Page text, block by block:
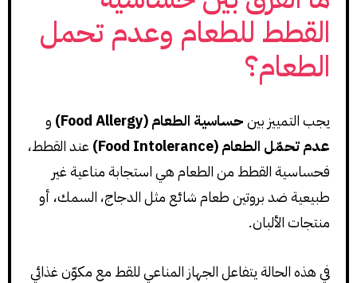
القطط للطعام وعدم تحمل
الطعام؟
يجب التمييز بينحساسية الطعام (Food Allergy)
و
عدم تحمّل الطعام (Food Intolerance)
عند القطط،
فحساسية القطط من الطعام هي استجابة مناعية غير
طبيعية ضد بروتين طعام شائع مثل الدجاج، السمك، أو
منتجات الألبان.
في هذه الحالة يتفاعل الجهاز المناعي للقط مع مكوّن غذائي